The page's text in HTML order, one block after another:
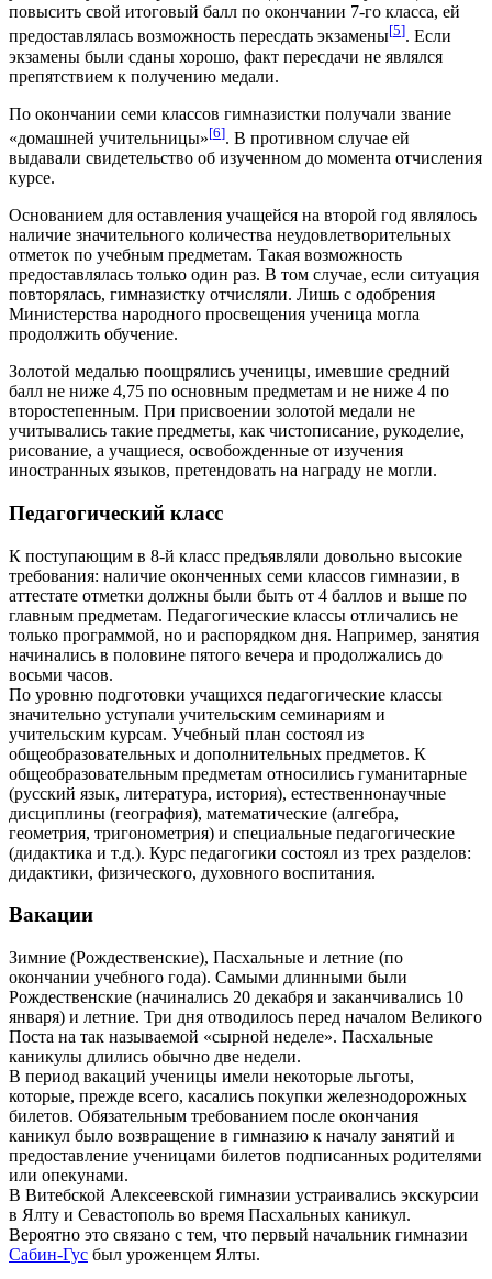
повысить свой итоговый балл по окончании 7-го класса, ей
предоставлялась возможность пересдать экзамены[5]. Если
экзамены были сданы хорошо, факт пересдачи не являлся
препятствием к получению медали.
По окончании семи классов гимназистки получали звание
«домашней учительницы»[6]. В противном случае ей
выдавали свидетельство об изученном до момента отчисления
курсе.
Основанием для оставления учащейся на второй год являлось
наличие значительного количества неудовлетворительных
отметок по учебным предметам. Такая возможность
предоставлялась только один раз. В том случае, если ситуация
повторялась, гимназистку отчисляли. Лишь с одобрения
Министерства народного просвещения ученица могла
продолжить обучение.
Золотой медалью поощрялись ученицы, имевшие средний
балл не ниже 4,75 по основным предметам и не ниже 4 по
второстепенным. При присвоении золотой медали не
учитывались такие предметы, как чистописание, рукоделие,
рисование, а учащиеся, освобожденные от изучения
иностранных языков, претендовать на награду не могли.
Педагогический класс
К поступающим в 8-й класс предъявляли довольно высокие
требования: наличие оконченных семи классов гимназии, в
аттестате отметки должны были быть от 4 баллов и выше по
главным предметам. Педагогические классы отличались не
только программой, но и распорядком дня. Например, занятия
начинались в половине пятого вечера и продолжались до
восьми часов.
По уровню подготовки учащихся педагогические классы
значительно уступали учительским семинариям и
учительским курсам. Учебный план состоял из
общеобразовательных и дополнительных предметов. К
общеобразовательным предметам относились гуманитарные
(русский язык, литература, история), естественнонаучные
дисциплины (география), математические (алгебра,
геометрия, тригонометрия) и специальные педагогические
(дидактика и т.д.). Курс педагогики состоял из трех разделов:
дидактики, физического, духовного воспитания.
Вакации
Зимние (Рождественские), Пасхальные и летние (по
окончании учебного года). Самыми длинными были
Рождественские (начинались 20 декабря и заканчивались 10
января) и летние. Три дня отводилось перед началом Великого
Поста на так называемой «сырной неделе». Пасхальные
каникулы длились обычно две недели.
В период вакаций ученицы имели некоторые льготы,
которые, прежде всего, касались покупки железнодорожных
билетов. Обязательным требованием после окончания
каникул было возвращение в гимназию к началу занятий и
предоставление ученицами билетов подписанных родителями
или опекунами.
В Витебской Алексеевской гимназии устраивались экскурсии
в Ялту и Севастополь во время Пасхальных каникул.
Вероятно это связано с тем, что первый начальник гимназии
Сабин-Гус был уроженцем Ялты.